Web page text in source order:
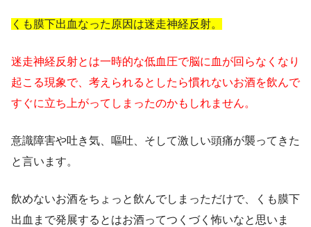
くも膜下出血なった原因は迷走神経反射。
迷走神経反射とは一時的な低血圧で脳に血が回らなくなり
起こる現象で、考えられるとしたら慣れないお酒を飲んで
すぐに立ち上がってしまったのかもしれません。
意識障害や吐き気、嘔吐、そして激しい頭痛が襲ってきた
と言います。
飲めないお酒をちょっと飲んでしまっただけで、くも膜下
出血まで発展するとはお酒ってつくづく怖いなと思いま